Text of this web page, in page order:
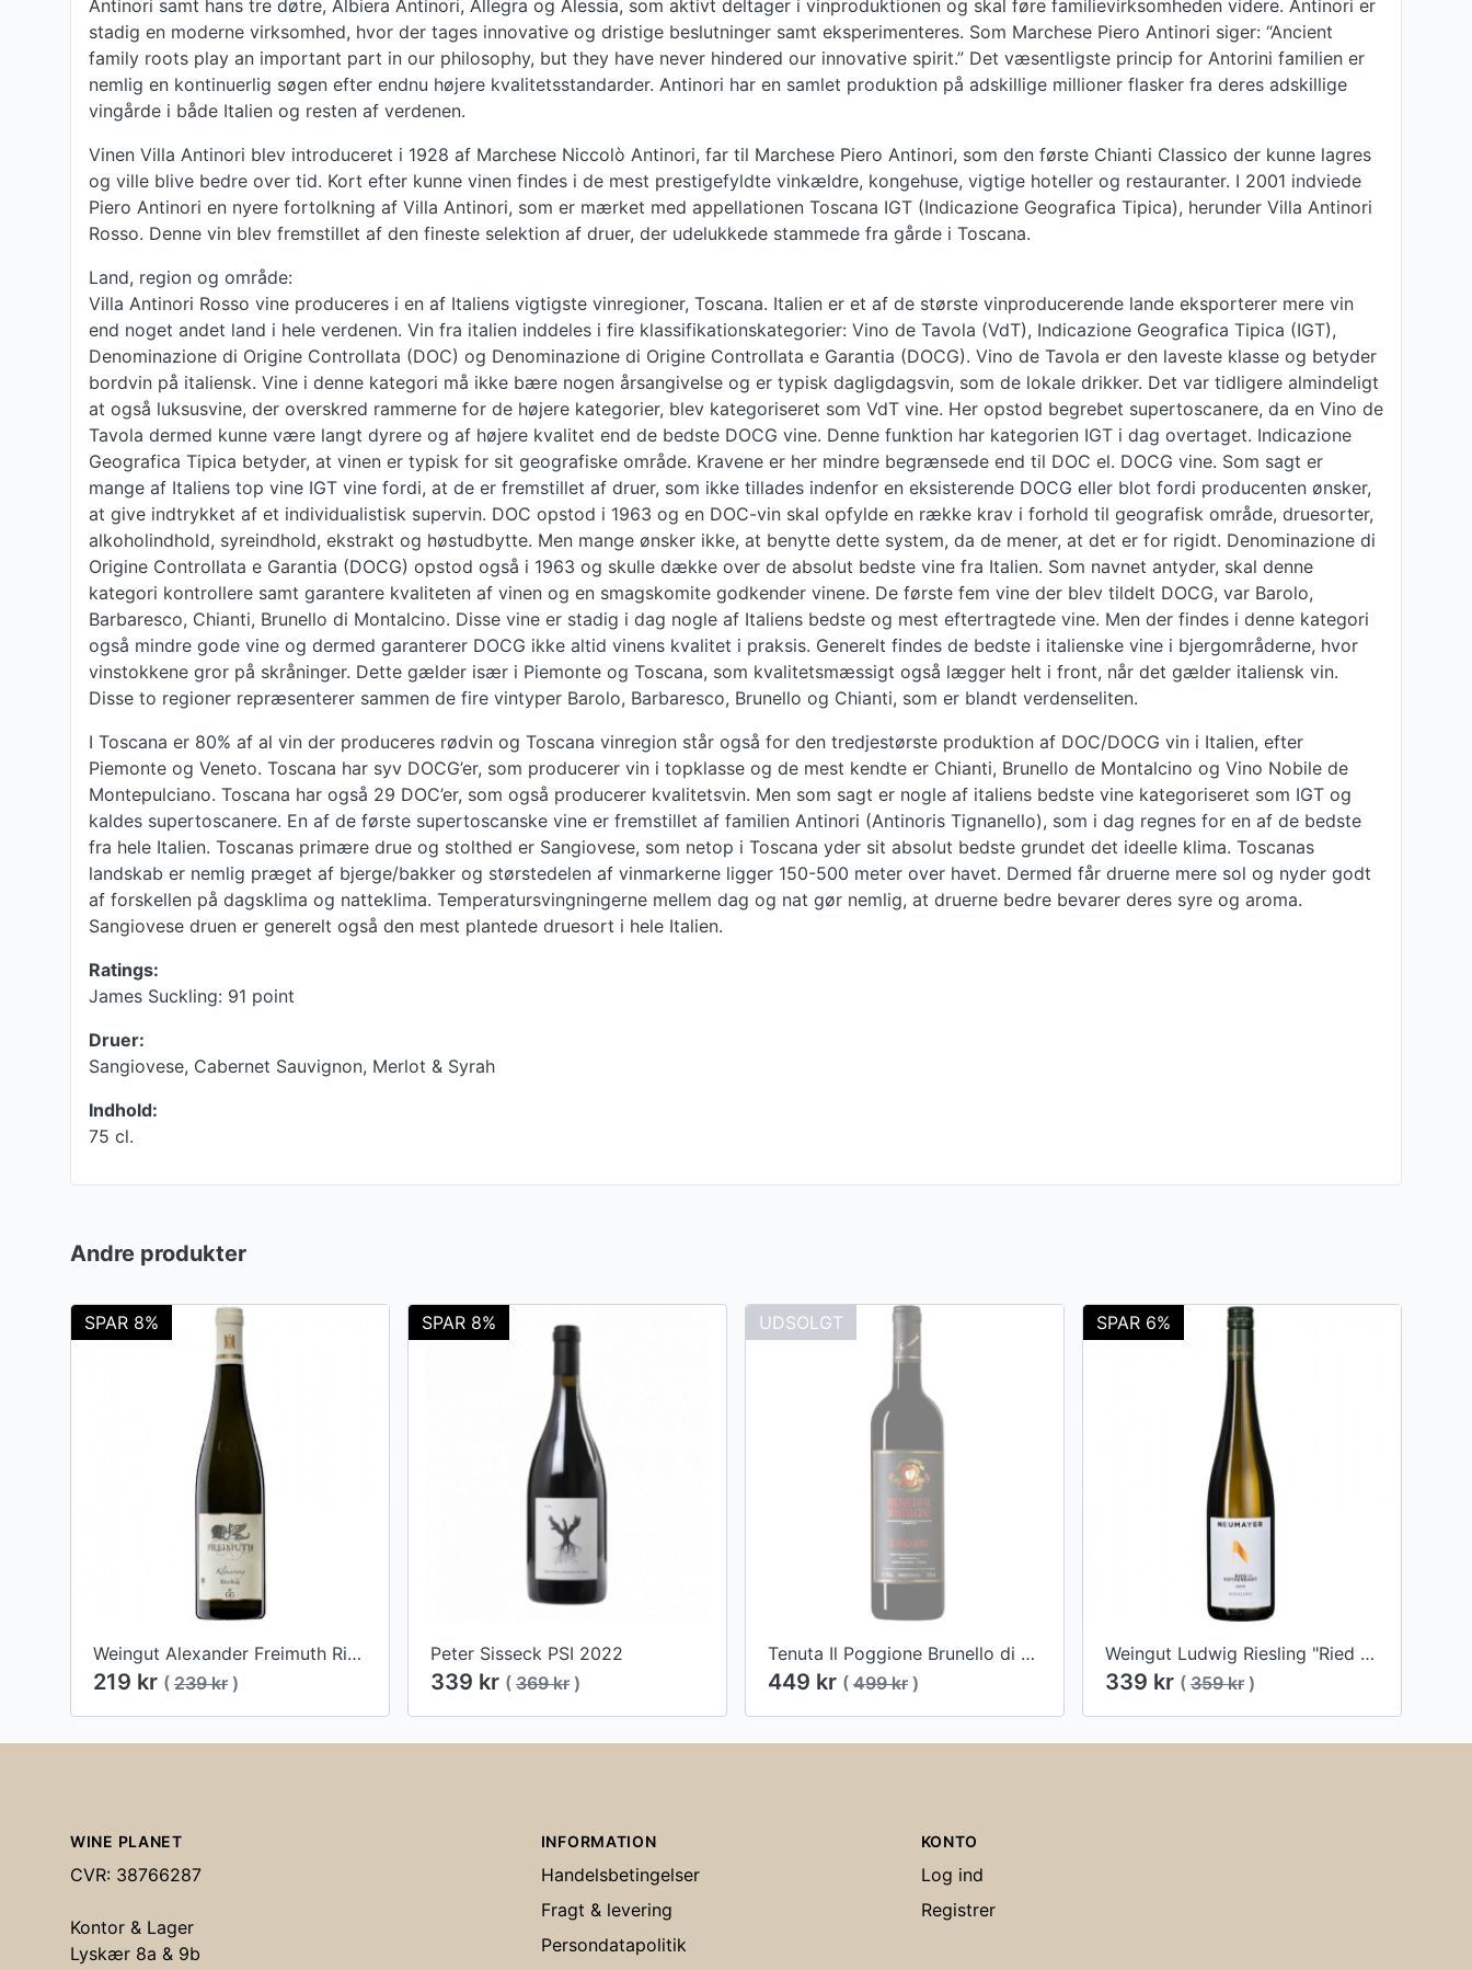
Antinori samt hans tre døtre, Albiera Antinori, Allegra og Alessia, som aktivt deltager i vinproduktionen og skal føre familievirksomheden videre. Antinori er
stadig en moderne virksomhed, hvor der tages innovative og dristige beslutninger samt eksperimenteres. Som Marchese Piero Antinori siger: “Ancient
family roots play an important part in our philosophy, but they have never hindered our innovative spirit.” Det væsentligste princip for Antorini familien er
nemlig en kontinuerlig søgen efter endnu højere kvalitetsstandarder. Antinori har en samlet produktion på adskillige millioner flasker fra deres adskillige
vingårde i både Italien og resten af verdenen.
Vinen Villa Antinori blev introduceret i 1928 af Marchese Niccolò Antinori, far til Marchese Piero Antinori, som den første Chianti Classico der kunne lagres
og ville blive bedre over tid. Kort efter kunne vinen findes i de mest prestigefyldte vinkældre, kongehuse, vigtige hoteller og restauranter. I 2001 indviede
Piero Antinori en nyere fortolkning af Villa Antinori, som er mærket med appellationen Toscana IGT (Indicazione Geografica Tipica), herunder Villa Antinori
Rosso. Denne vin blev fremstillet af den fineste selektion af druer, der udelukkede stammede fra gårde i Toscana.
Land, region og område:
Villa Antinori Rosso vine produceres i en af Italiens vigtigste vinregioner, Toscana. Italien er et af de største vinproducerende lande eksporterer mere vin
end noget andet land i hele verdenen. Vin fra italien inddeles i fire klassifikationskategorier: Vino de Tavola (VdT), Indicazione Geografica Tipica (IGT),
Denominazione di Origine Controllata (DOC) og Denominazione di Origine Controllata e Garantia (DOCG). Vino de Tavola er den laveste klasse og betyder
bordvin på italiensk. Vine i denne kategori må ikke bære nogen årsangivelse og er typisk dagligdagsvin, som de lokale drikker. Det var tidligere almindeligt
at også luksusvine, der overskred rammerne for de højere kategorier, blev kategoriseret som VdT vine. Her opstod begrebet supertoscanere, da en Vino de
Tavola dermed kunne være langt dyrere og af højere kvalitet end de bedste DOCG vine. Denne funktion har kategorien IGT i dag overtaget. Indicazione
Geografica Tipica betyder, at vinen er typisk for sit geografiske område. Kravene er her mindre begrænsede end til DOC el. DOCG vine. Som sagt er
mange af Italiens top vine IGT vine fordi, at de er fremstillet af druer, som ikke tillades indenfor en eksisterende DOCG eller blot fordi producenten ønsker,
at give indtrykket af et individualistisk supervin. DOC opstod i 1963 og en DOC-vin skal opfylde en række krav i forhold til geografisk område, druesorter,
alkoholindhold, syreindhold, ekstrakt og høstudbytte. Men mange ønsker ikke, at benytte dette system, da de mener, at det er for rigidt. Denominazione di
Origine Controllata e Garantia (DOCG) opstod også i 1963 og skulle dække over de absolut bedste vine fra Italien. Som navnet antyder, skal denne
kategori kontrollere samt garantere kvaliteten af vinen og en smagskomite godkender vinene. De første fem vine der blev tildelt DOCG, var Barolo,
Barbaresco, Chianti, Brunello di Montalcino. Disse vine er stadig i dag nogle af Italiens bedste og mest eftertragtede vine. Men der findes i denne kategori
også mindre gode vine og dermed garanterer DOCG ikke altid vinens kvalitet i praksis. Generelt findes de bedste i italienske vine i bjergområderne, hvor
vinstokkene gror på skråninger. Dette gælder især i Piemonte og Toscana, som kvalitetsmæssigt også lægger helt i front, når det gælder italiensk vin.
Disse to regioner repræsenterer sammen de fire vintyper Barolo, Barbaresco, Brunello og Chianti, som er blandt verdenseliten.
I Toscana er 80% af al vin der produceres rødvin og Toscana vinregion står også for den tredjestørste produktion af DOC/DOCG vin i Italien, efter
Piemonte og Veneto. Toscana har syv DOCG’er, som producerer vin i topklasse og de mest kendte er Chianti, Brunello de Montalcino og Vino Nobile de
Montepulciano. Toscana har også 29 DOC’er, som også producerer kvalitetsvin. Men som sagt er nogle af italiens bedste vine kategoriseret som IGT og
kaldes supertoscanere. En af de første supertoscanske vine er fremstillet af familien Antinori (Antinoris Tignanello), som i dag regnes for en af de bedste
fra hele Italien. Toscanas primære drue og stolthed er Sangiovese, som netop i Toscana yder sit absolut bedste grundet det ideelle klima. Toscanas
landskab er nemlig præget af bjerge/bakker og størstedelen af vinmarkerne ligger 150-500 meter over havet. Dermed får druerne mere sol og nyder godt
af forskellen på dagsklima og natteklima. Temperatursvingningerne mellem dag og nat gør nemlig, at druerne bedre bevarer deres syre og aroma.
Sangiovese druen er generelt også den mest plantede druesort i hele Italien.
Ratings:
James Suckling: 91 point
Druer:
Sangiovese, Cabernet Sauvignon, Merlot & Syrah
Indhold:
75 cl.
Andre produkter
SPAR 8%
Weingut Alexander Freimuth Riesling 2018
219 kr ( 239 kr )
SPAR 8%
Peter Sisseck PSI 2022
339 kr ( 369 kr )
UDSOLGT
Tenuta Il Poggione Brunello di Montalcino 2016
449 kr ( 499 kr )
SPAR 6%
Weingut Ludwig Riesling "Ried Rothenbart" 2019
339 kr ( 359 kr )
WINE PLANET
CVR: 38766287
Kontor & Lager
Lyskær 8a & 9b
INFORMATION
Handelsbetingelser
Fragt & levering
Persondatapolitik
KONTO
Log ind
Registrer